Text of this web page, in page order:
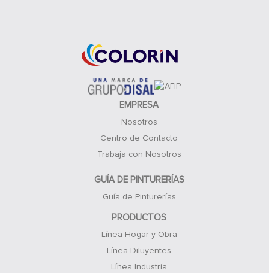
EMPRESA
Nosotros
Centro de Contacto
Trabaja con Nosotros
GUÍA DE PINTURERÍAS
Guía de Pinturerías
PRODUCTOS
Línea Hogar y Obra
Línea Diluyentes
Línea Industria